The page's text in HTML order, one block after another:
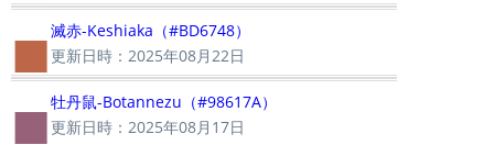
■滅赤-Keshiaka（#BD6748）
更新日時：2025年08月22日
■牡丹鼠-Botannezu（#98617A）
更新日時：2025年08月17日